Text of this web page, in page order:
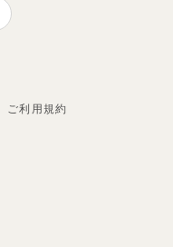
ご利用規約